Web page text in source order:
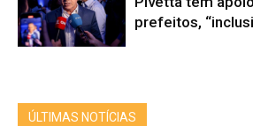
prefeitos,
ÚLTIMAS NOTÍCIAS